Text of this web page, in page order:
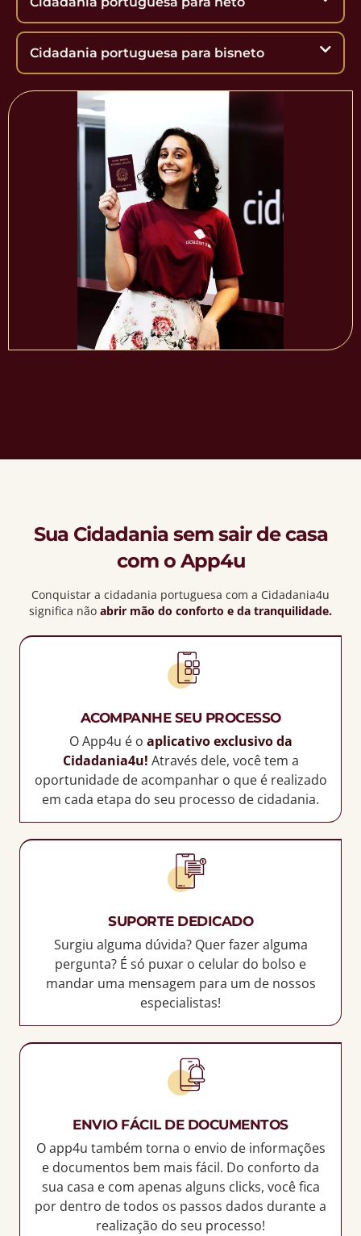
Cidadania portuguesa para bisneto
Sua Cidadania sem sair de casa
com o App4u
Conquistar a cidadania portuguesa com a Cidadania4u
significa não abrir mão do conforto e da tranquilidade.
ACOMPANHE SEU PROCESSO
O App4u é o aplicativo exclusivo da
Cidadania4u! Através dele, você tem a
oportunidade de acompanhar o que é realizado
em cada etapa do seu processo de cidadania.
SUPORTE DEDICADO
Surgiu alguma dúvida? Quer fazer alguma
pergunta? É só puxar o celular do bolso e
mandar uma mensagem para um de nossos
especialistas!
ENVIO FÁCIL DE DOCUMENTOS
O app4u também torna o envio de informações
e documentos bem mais fácil. Do conforto da
sua casa e com apenas alguns clicks, você fica
por dentro de todos os passos dados durante a
realização do seu processo!